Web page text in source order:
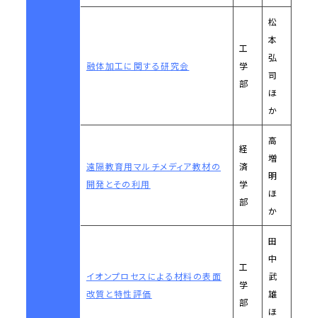
融体加工に関する研究会
工
学
部
松
本
弘
司
ほ
か
遠隔教育用マルチメディア教材の
開発とその利用
経
済
学
部
高
増
明
ほ
か
イオンプロセスによる材料の表面
改質と特性評価
工
学
部
田
中
武
雄
ほ